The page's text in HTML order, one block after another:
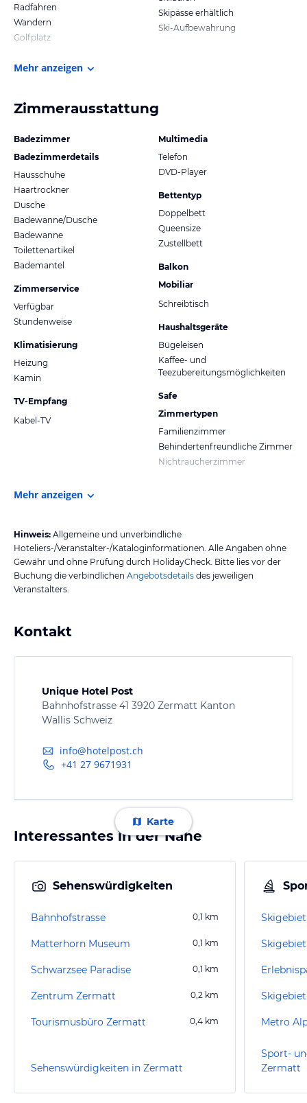
Radfahren
Wandern
Golfplatz
Skipässe erhältlich
Ski-Aufbewahrung
Mehr anzeigen
Zimmerausstattung
Badezimmer
Badezimmerdetails
Hausschuhe
Haartrockner
Dusche
Badewanne/Dusche
Badewanne
Toilettenartikel
Bademantel
Zimmerservice
Verfügbar
Stundenweise
Klimatisierung
Heizung
Kamin
TV-Empfang
Kabel-TV
Multimedia
Telefon
DVD-Player
Bettentyp
Doppelbett
Queensize
Zustellbett
Balkon
Mobiliar
Schreibtisch
Haushaltsgeräte
Bügeleisen
Kaffee- und
Teezubereitungsmöglichkeiten
Safe
Zimmertypen
Familienzimmer
Behindertenfreundliche Zimmer
Nichtraucherzimmer
Mehr anzeigen
Hinweis: Allgemeine und unverbindliche
Hoteliers-/Veranstalter-/Kataloginformationen. Alle Angaben ohne
Gewähr und ohne Prüfung durch HolidayCheck. Bitte lies vor der
Buchung die verbindlichen Angebotsdetails des jeweiligen
Veranstalters.
Kontakt
Unique Hotel Post
Bahnhofstrasse 41 3920 Zermatt Kanton
Wallis Schweiz
info@hotelpost.ch
+41 27 9671931
Karte
Interessantes in der Nähe
Sehenswürdigkeiten
Bahnhofstrasse 0,1 km
Matterhorn Museum 0,1 km
Schwarzsee Paradise 0,1 km
Zentrum Zermatt 0,2 km
Tourismusbüro Zermatt 0,4 km
Sehenswürdigkeiten in Zermatt
Metro
Sport-
Zermatt